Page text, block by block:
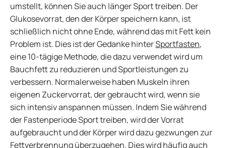
umstellt, können Sie auch länger Sport treiben. Der
Glukosevorrat, den der Körper speichern kann, ist
schließlich nicht ohne Ende, während das mit Fett kein
Problem ist. Dies ist der Gedanke hinterSportfasten,
eine 10-tägige Methode, die dazu verwendet wird um
Bauchfett zu reduzieren und Sportleistungen zu
verbessern. Normalerweise haben Muskeln ihren
eigenen Zuckervorrat, der gebraucht wird, wenn sie
sich intensiv anspannen müssen. Indem Sie während
der Fastenperiode Sport treiben, wird der Vorrat
aufgebraucht und der Körper wird dazu gezwungen zur
Fettverbrennung überzugehen. Dies wird häufig auch